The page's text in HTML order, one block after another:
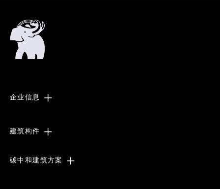
市政工程
室内应用-建筑声学
企业信息
建筑构件
碳中和建筑方案